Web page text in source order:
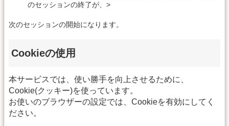
のセッションの終了が、>
次のセッションの開始になります。
Cookieの使用
本サービスでは、使い勝手を向上させるために、
Cookie(クッキー)を使っています。
お使いのブラウザーの設定では、Cookieを有効にしてく
ださい。